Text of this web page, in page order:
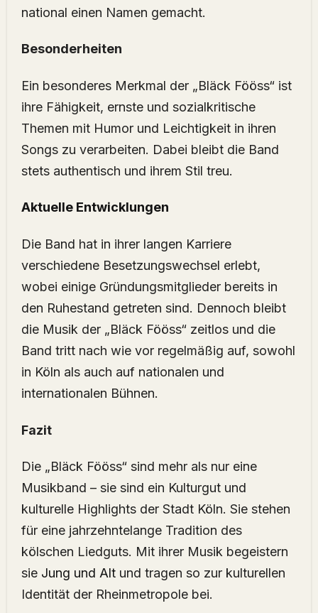
national einen Namen gemacht.
Besonderheiten
Ein besonderes Merkmal der „Bläck Fööss“ ist
ihre Fähigkeit, ernste und sozialkritische
Themen mit Humor und Leichtigkeit in ihren
Songs zu verarbeiten. Dabei bleibt die Band
stets authentisch und ihrem Stil treu.
Aktuelle Entwicklungen
Die Band hat in ihrer langen Karriere
verschiedene Besetzungswechsel erlebt,
wobei einige Gründungsmitglieder bereits in
den Ruhestand getreten sind. Dennoch bleibt
die Musik der „Bläck Fööss“ zeitlos und die
Band tritt nach wie vor regelmäßig auf, sowohl
in Köln als auch auf nationalen und
internationalen Bühnen.
Fazit
Die „Bläck Fööss“ sind mehr als nur eine
Musikband – sie sind ein Kulturgut und
kulturelle Highlights der Stadt Köln. Sie stehen
für eine jahrzehntelange Tradition des
kölschen Liedguts. Mit ihrer Musik begeistern
sie Jung und Altund tragen so zur kulturellen
Identität der Rheinmetropole bei.